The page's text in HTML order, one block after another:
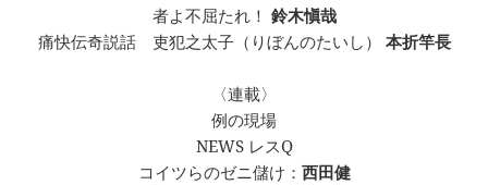
者よ不屈たれ！ 鈴木愼哉
痛快伝奇説話 吏犯之太子（りぼんのたいし） 本折竿長
〈連載〉
例の現場
NEWS レスQ
コイツらのゼニ儲け： 西田健